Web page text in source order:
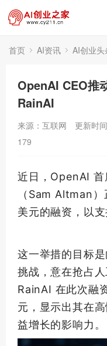
首页 AI资讯 AI创业头
​OpenAI CEO推
RainAI
来源：互联网 更新时
179
近日，OpenAI 首
（Sam Altman
美元的融资，以
这一举措的目标
挑战，意在抢占人
RainAI 在此次融
元，显示出其在
益增长的影响力。